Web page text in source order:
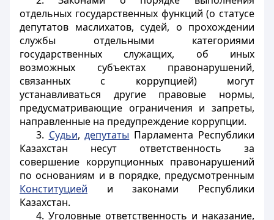
отдельных государственных функций (о статусе
депутатов маслихатов, судей, о прохождении
службы отдельными категориями
государственных служащих, об иных
возможных субъектах правонарушений,
связанных с коррупцией) могут
устанавливаться другие правовые нормы,
предусматривающие ограничения и запреты,
направленные на предупреждение коррупции.
3. Судьи,депутаты Парламента Республики
Казахстан несут ответственность за
совершение коррупционных правонарушений
по основаниям и в порядке, предусмотренным
Конституцией и законами Республики
Казахстан.
4. Уголовные ответственность и наказание,